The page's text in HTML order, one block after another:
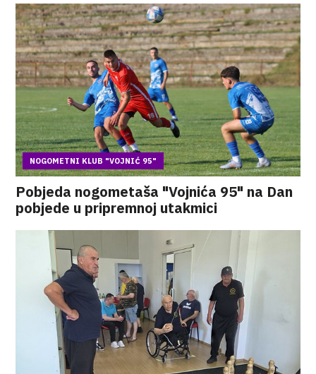
NOGOMETNI KLUB "VOJNIĆ 95"
Pobjeda nogometaša "Vojnića 95" na Dan
pobjede u pripremnoj utakmici